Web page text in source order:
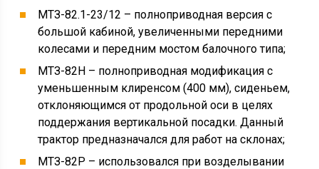
МТЗ-82.1-23/12 – полноприводная версия с
большой кабиной, увеличенными передними
колесами и передним мостом балочного типа;
МТЗ-82Н – полноприводная модификация с
уменьшенным клиренсом (400 мм), сиденьем,
отклоняющимся от продольной оси в целях
поддержания вертикальной посадки. Данный
трактор предназначался для работ на склонах;
МТЗ-82Р – использовался при возделывании